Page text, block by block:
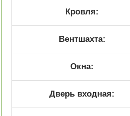
Кровля:
Вентшахта:
Окна:
Дверь входная: